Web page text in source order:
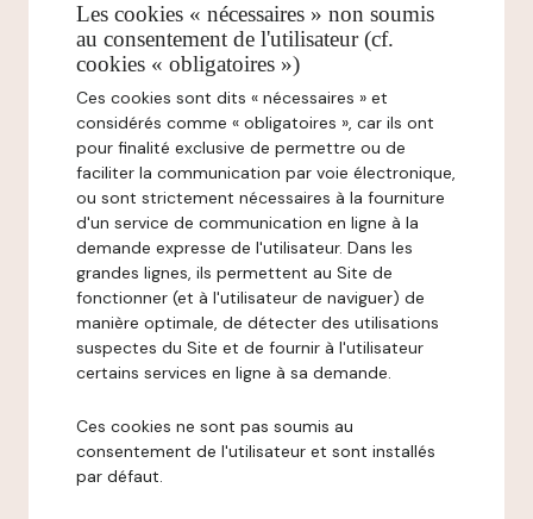
Les cookies « nécessaires » non soumis
au consentement de l'utilisateur (cf.
cookies « obligatoires »)
Ces cookies sont dits « nécessaires » et
considérés comme « obligatoires », car ils ont
pour finalité exclusive de permettre ou de
faciliter la communication par voie électronique,
ou sont strictement nécessaires à la fourniture
d'un service de communication en ligne à la
demande expresse de l'utilisateur. Dans les
grandes lignes, ils permettent au Site de
fonctionner (et à l'utilisateur de naviguer) de
manière optimale, de détecter des utilisations
suspectes du Site et de fournir à l'utilisateur
certains services en ligne à sa demande.
Ces cookies ne sont pas soumis au
consentement de l'utilisateur et sont installés
par défaut.